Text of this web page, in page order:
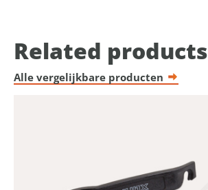
Related products
Alle vergelijkbare producten